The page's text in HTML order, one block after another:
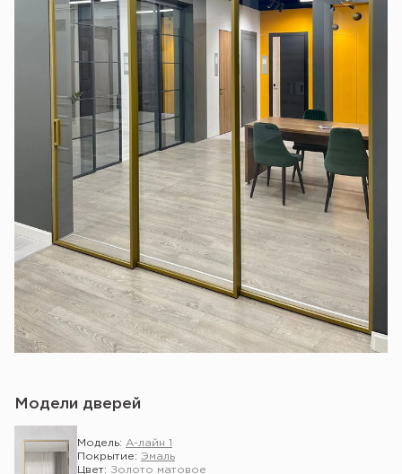
Модели дверей
Модель: А-лайн 1
Покрытие: Эмаль
Цвет: Золото матовое